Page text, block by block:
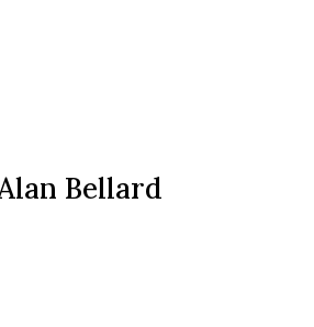
Bellard­